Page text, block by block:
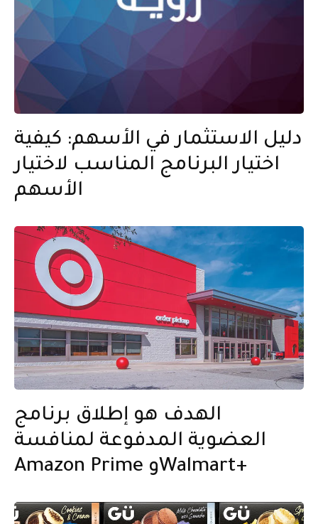
دليل الاستثمار في الأسهم: كيفية
اختيار البرنامج المناسب لاختيار
الأسهم
الهدف هو إطلاق برنامج
العضوية المدفوعة لمنافسة
Amazon Prime وWalmart+